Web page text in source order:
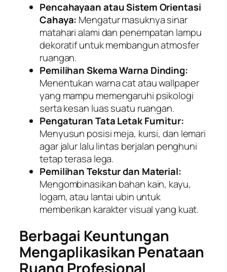
Pencahayaan atau Sistem Orientasi
Cahaya: Mengatur masuknya sinar
matahari alami dan penempatan lampu
dekoratif untuk membangun atmosfer
ruangan.
Pemilihan Skema Warna Dinding:
Menentukan warna cat atau wallpaper
yang mampu memengaruhi psikologi
serta kesan luas suatu ruangan.
Pengaturan Tata Letak Furnitur:
Menyusun posisi meja, kursi, dan lemari
agar jalur lalu lintas berjalan penghuni
tetap terasa lega.
Pemilihan Tekstur dan Material:
Mengombinasikan bahan kain, kayu,
logam, atau lantai ubin untuk
memberikan karakter visual yang kuat.
Berbagai Keuntungan
Mengaplikasikan Penataan